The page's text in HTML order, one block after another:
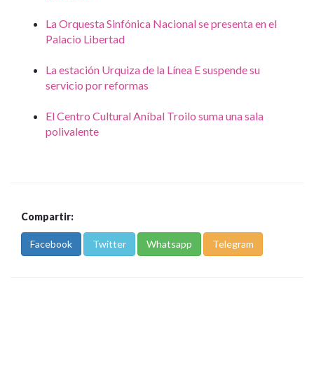
La Orquesta Sinfónica Nacional se presenta en el
Palacio Libertad
La estación Urquiza de la Línea E suspende su
servicio por reformas
El Centro Cultural Aníbal Troilo suma una sala
polivalente
Compartir:
Facebook Twitter Whatsapp Telegram